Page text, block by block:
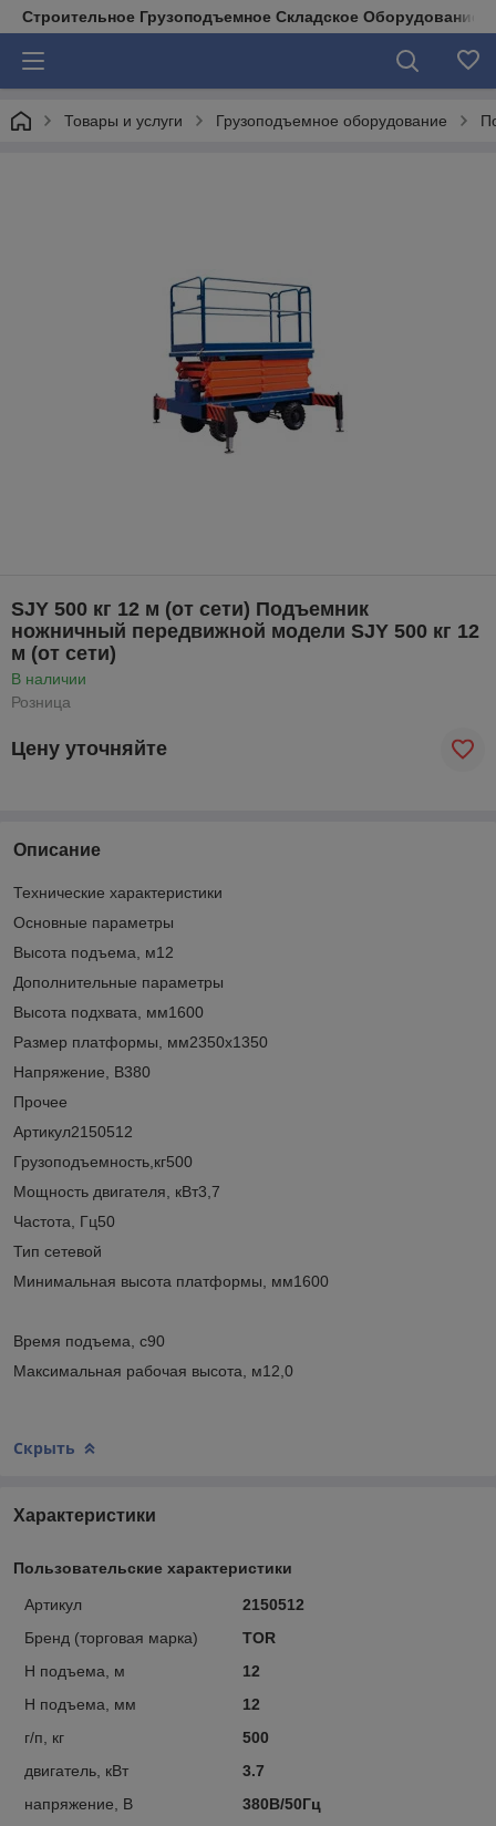
Строительное Грузоподъемное Складское Оборудование
Товары и услуги Грузоподъемное оборудование
SJY 500 кг 12 м (от сети) Подъемник
ножничный передвижной модели SJY 500 кг 12
м (от сети)
В наличии
Розница
Цену уточняйте
Описание
Технические характеристики
Основные параметры
Высота подъема, м12
Дополнительные параметры
Высота подхвата, мм1600
Размер платформы, мм2350х1350
Напряжение, В380
Прочее
Артикул2150512
Грузоподъемность,кг500
Мощность двигателя, кВт3,7
Частота, Гц50
Тип сетевой
Минимальная высота платформы, мм1600
Время подъема, с90
Максимальная рабочая высота, м12,0
Скрыть
Характеристики
Пользовательские характеристики
Артикул
2150512
Бренд (торговая марка)
TOR
Н подъема, м
12
Н подъема, мм
12
г/п, кг
500
двигатель, кВт
3.7
напряжение, В
380В/50Гц